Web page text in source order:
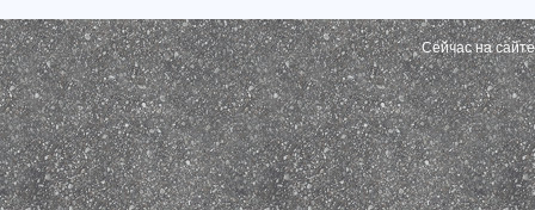
Сейчас на